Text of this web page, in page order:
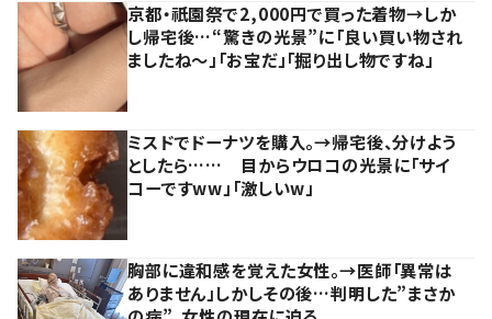
京都・祇園祭で2,000円で買った着物→しか
し帰宅後…“驚きの光景”に「良い買い物され
ましたね～」「お宝だ」「掘り出し物ですね」
ミスドでドーナツを購入。→帰宅後、分けよう
としたら…… 目からウロコの光景に「サイ
コーですww」「激しいw」
胸部に違和感を覚えた女性。→医師「異常は
ありません」しかしその後…判明した”まさか